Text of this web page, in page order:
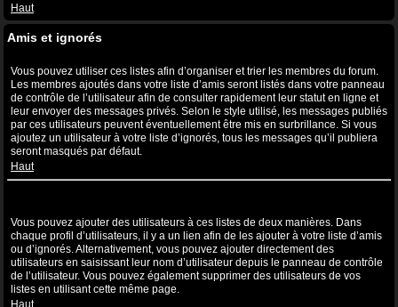
Haut
Amis et ignorés
Vous pouvez utiliser ces listes afin d’organiser et trier les membres du forum.
Les membres ajoutés dans votre liste d’amis seront listés dans votre panneau
de contrôle de l’utilisateur afin de consulter rapidement leur statut en ligne et
leur envoyer des messages privés. Selon le style utilisé, les messages publiés
par ces utilisateurs peuvent éventuellement être mis en surbrillance. Si vous
ajoutez un utilisateur à votre liste d’ignorés, tous les messages qu’il publiera
seront masqués par défaut.
Haut
Vous pouvez ajouter des utilisateurs à ces listes de deux manières. Dans
chaque profil d’utilisateurs, il y a un lien afin de les ajouter à votre liste d’amis
ou d’ignorés. Alternativement, vous pouvez ajouter directement des
utilisateurs en saisissant leur nom d’utilisateur depuis le panneau de contrôle
de l’utilisateur. Vous pouvez également supprimer des utilisateurs de vos
listes en utilisant cette même page.
Haut